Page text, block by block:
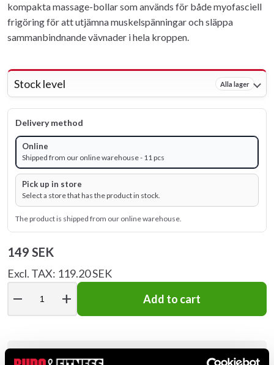
kompakta massage-bollar som används för både myofasciell
frigöring för att utjämna muskelspänningar och släppa
sammanbindnande vävnader i hela kroppen.
Stock level Alla lager
Delivery method
Online
Shipped from our online warehouse - 11 pcs
Pick up in store
Select a store that has the product in stock.
The product is shipped from our online warehouse.
149 SEK
Excl. TAX: 119.20 SEK
remove add Add to cart
Product information